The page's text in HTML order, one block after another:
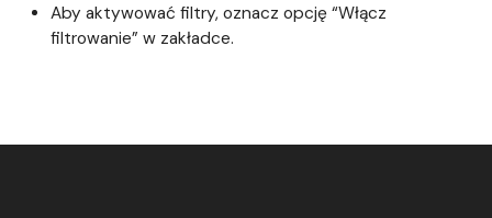
Aby aktywować filtry, oznacz opcję “Włącz
filtrowanie” w zakładce.